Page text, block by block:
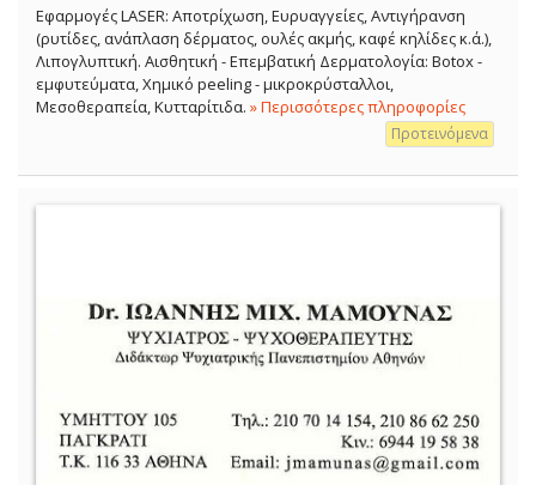
Εφαρμογές LASER: Αποτρίχωση, Ευρυαγγείες, Αντιγήρανση
(ρυτίδες, ανάπλαση δέρματος, ουλές ακμής, καφέ κηλίδες κ.ά.),
Λιπογλυπτική. Αισθητική - Επεμβατική Δερματολογία: Botox -
εμφυτεύματα, Χημικό peeling - μικροκρύσταλλοι,
Μεσοθεραπεία, Κυτταρίτιδα. » Περισσότερες πληροφορίες
Προτεινόμενα